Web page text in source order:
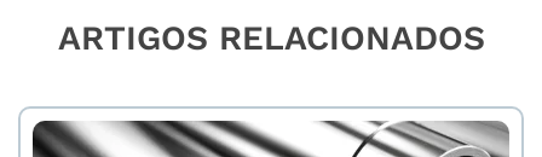
ARTIGOS RELACIONADOS